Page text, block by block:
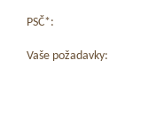
PSČ*:
Vaše požadavky: